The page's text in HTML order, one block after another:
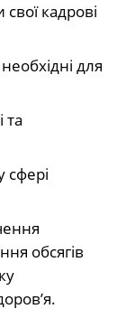
кадрові
для
та
сфері
обсягів